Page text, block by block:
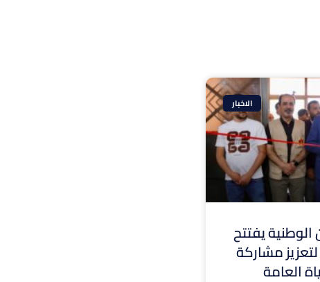
الاخبار
يفتتح
لتعزيز مشاركة
العامة